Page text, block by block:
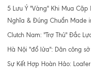
5 Lưu Ý "Vàng" Khi Mua Cặp
Nghĩa & Đúng Chuẩn Made
Clutch Nam: "Trợ Thủ" Đắc
Hà Nội "đổ lửa": Dân công
Sự Kết Hợp Hoàn Hảo: